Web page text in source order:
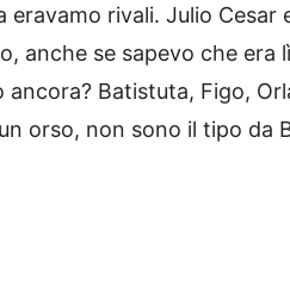
rivali. Julio Cesar
anche se sapevo che era
Batistuta, Figo,
orso, non sono il tipo da